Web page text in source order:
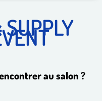
au salon ?